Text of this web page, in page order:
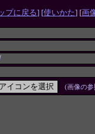
プに戻る] [使いかた] [画
(画像の参